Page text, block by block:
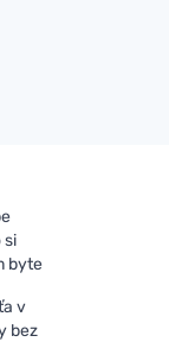
si
byte
v
bez